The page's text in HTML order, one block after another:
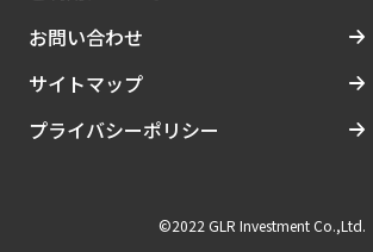
お問い合わせ
サイトマップ
プライバシーポリシー
©2022 GLR Investment Co.,Ltd.